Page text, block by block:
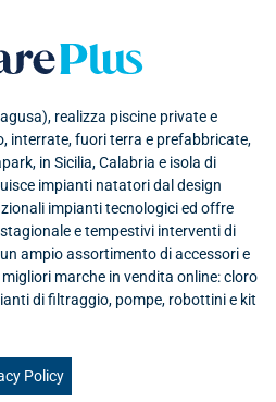
realizza piscine private e
interrate, fuori terra e prefabbricate,
in Sicilia, Calabria e isola di
impianti natatori dal design
impianti tecnologici ed offre
e tempestivi interventi di
ampio assortimento di accessori e
marche in vendita online: cloro
di filtraggio, pompe, robottini e kit
Policy